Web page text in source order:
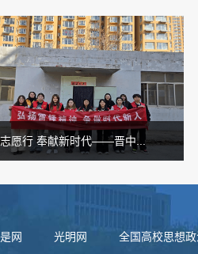
行 奉献新时代——晋中...
网 光明网 全国高校思想